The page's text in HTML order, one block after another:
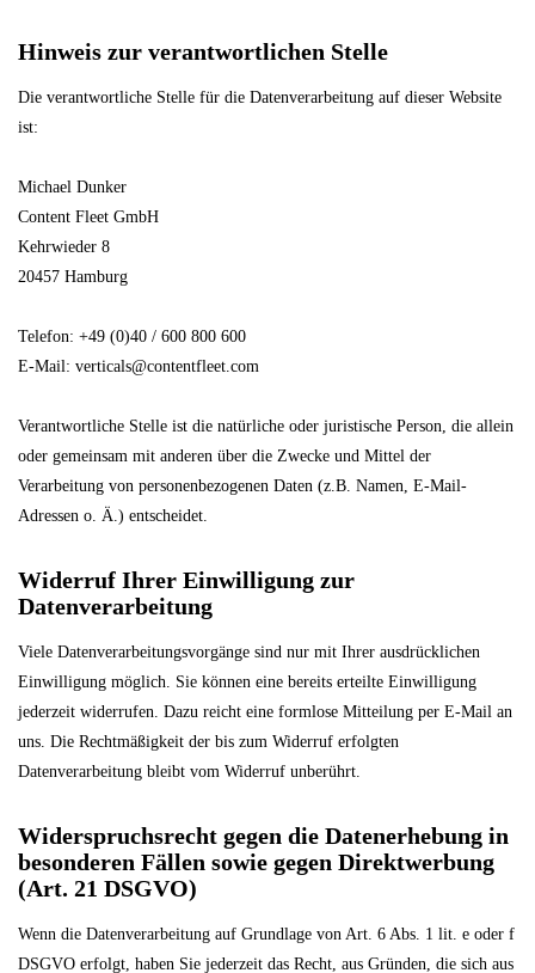
Hinweis zur verantwortlichen Stelle
Die verantwortliche Stelle für die Datenverarbeitung auf dieser Website
ist:
Michael Dunker
Content Fleet GmbH
Kehrwieder 8
20457 Hamburg
Telefon: +49 (0)40 / 600 800 600
E-Mail: verticals@contentfleet.com
Verantwortliche Stelle ist die natürliche oder juristische Person, die allein
oder gemeinsam mit anderen über die Zwecke und Mittel der
Verarbeitung von personenbezogenen Daten (z.B. Namen, E-Mail-
Adressen o. Ä.) entscheidet.
Widerruf Ihrer Einwilligung zur
Datenverarbeitung
Viele Datenverarbeitungsvorgänge sind nur mit Ihrer ausdrücklichen
Einwilligung möglich. Sie können eine bereits erteilte Einwilligung
jederzeit widerrufen. Dazu reicht eine formlose Mitteilung per E-Mail an
uns. Die Rechtmäßigkeit der bis zum Widerruf erfolgten
Datenverarbeitung bleibt vom Widerruf unberührt.
Widerspruchsrecht gegen die Datenerhebung in
besonderen Fällen sowie gegen Direktwerbung
(Art. 21 DSGVO)
Wenn die Datenverarbeitung auf Grundlage von Art. 6 Abs. 1 lit. e oder f
DSGVO erfolgt, haben Sie jederzeit das Recht, aus Gründen, die sich aus